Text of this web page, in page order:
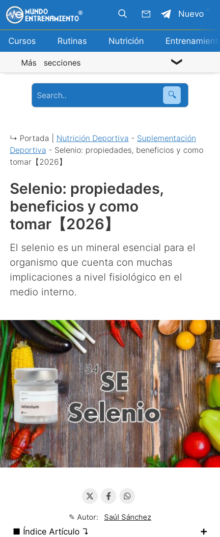
Saltar
al
contenido
Cursos Rutinas Nutrición
Nuevo
Más secciones
🔍
↳ Portada | Nutrición Deportiva - Suplementación
Deportiva - Selenio: propiedades, beneficios y como
tomar【2026】
Selenio: propiedades,
beneficios y como
tomar【2026】
El selenio es un mineral esencial para el
organismo que cuenta con muchas
implicaciones a nivel fisiológico en el
medio interno.
✎ Autor: Saúl Sánchez
■ Índice Artículo ↴